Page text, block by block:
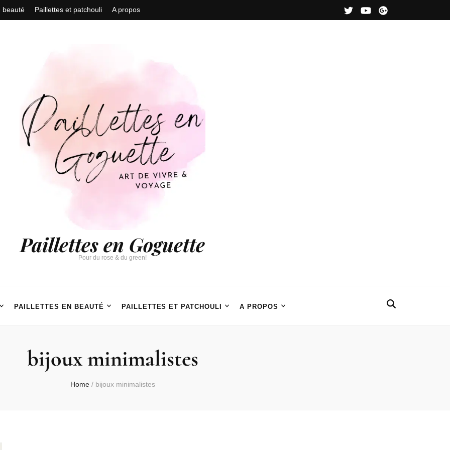
beauté Paillettes et patchouli A propos
Paillettes en Goguette
Pour du rose & du green!
PAILLETTES EN BEAUTÉ PAILLETTES ET PATCHOULI A PROPOS
bijoux minimalistes
Home / bijoux minimalistes